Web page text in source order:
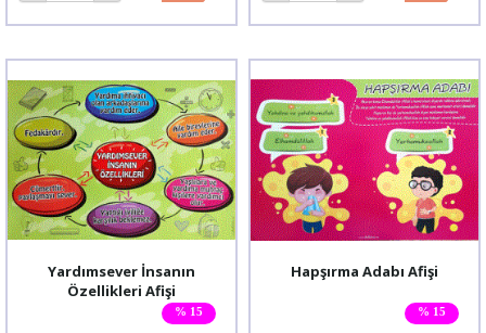
% 15
Yardımsever İnsanın
Özellikleri Afişi
% 15
Hapşırma Adabı Afişi